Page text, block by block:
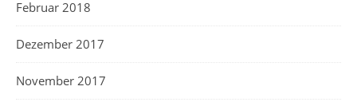
Februar 2018
Dezember 2017
November 2017